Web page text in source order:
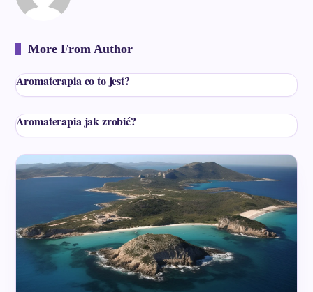
More From Author
Aromaterapia co to jest?
Aromaterapia jak zrobić?